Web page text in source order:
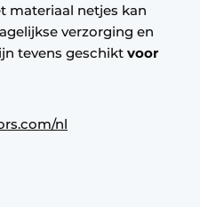
materiaal netjes kan
verzorging en
tevens geschikt voor
nl